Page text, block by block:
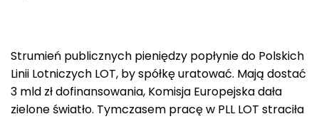
Strumień publicznych pieniędzy popłynie do Polskich
Linii Lotniczych LOT, by spółkę uratować. Mają dostać
3 mld zł dofinansowania, Komisja Europejska dała
zielone światło. Tymczasem pracę w PLL LOT straciła